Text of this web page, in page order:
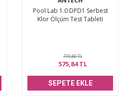
Pool Lab 1.0 DPD1 Serbest
Klor Ölçüm Test Tableti
719,80 TL
575,84 TL
SEPETE EKLE